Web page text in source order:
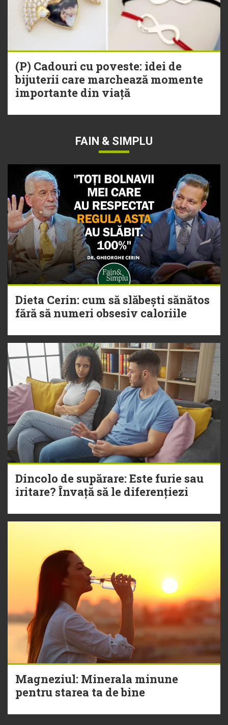
(P) Cadouri cu poveste: idei de
bijuterii care marchează momente
importante din viață
FAIN & SIMPLU
Dieta Cerin: cum să slăbești sănătos
fără să numeri obsesiv caloriile
Dincolo de supărare: Este furie sau
iritare? Învață să le diferențiezi
Magneziul: Minerala minune
pentru starea ta de bine